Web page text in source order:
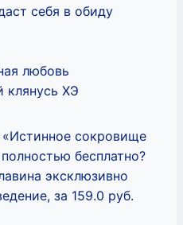
себя в обиду
любовь
ХЭ
«Истинное сокровище
бесплатно?
эксклюзивно
за 159.0 руб.